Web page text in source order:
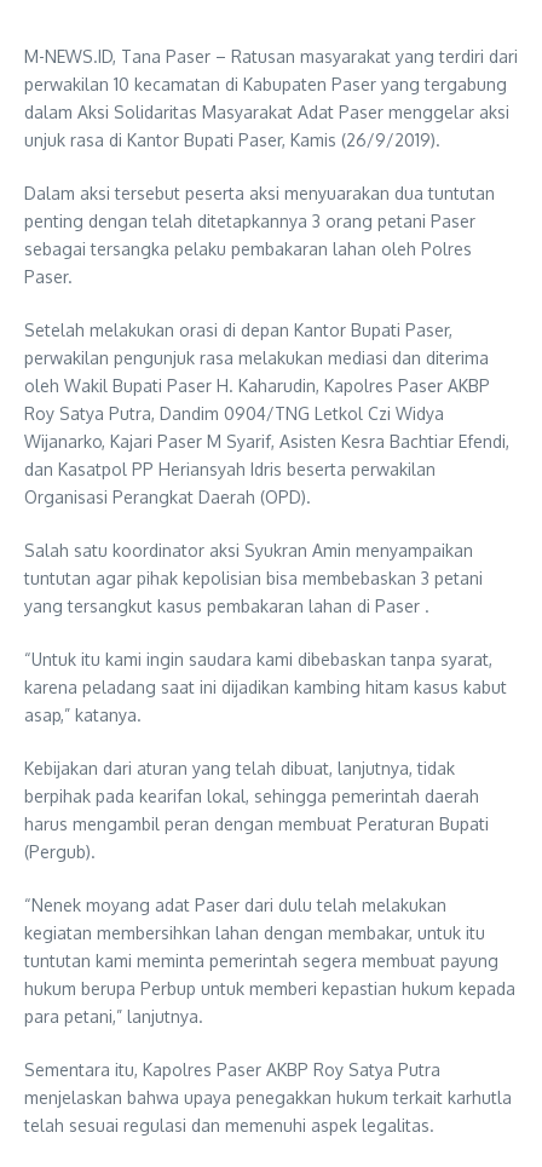
M-NEWS.ID, Tana Paser – Ratusan masyarakat yang terdiri dari
perwakilan 10 kecamatan di Kabupaten Paser yang tergabung
dalam Aksi Solidaritas Masyarakat Adat Paser menggelar aksi
unjuk rasa di Kantor Bupati Paser, Kamis (26/9/2019).
Dalam aksi tersebut peserta aksi menyuarakan dua tuntutan
penting dengan telah ditetapkannya 3 orang petani Paser
sebagai tersangka pelaku pembakaran lahan oleh Polres
Paser.
Setelah melakukan orasi di depan Kantor Bupati Paser,
perwakilan pengunjuk rasa melakukan mediasi dan diterima
oleh Wakil Bupati Paser H. Kaharudin, Kapolres Paser AKBP
Roy Satya Putra, Dandim 0904/TNG Letkol Czi Widya
Wijanarko, Kajari Paser M Syarif, Asisten Kesra Bachtiar Efendi,
dan Kasatpol PP Heriansyah Idris beserta perwakilan
Organisasi Perangkat Daerah (OPD).
Salah satu koordinator aksi Syukran Amin menyampaikan
tuntutan agar pihak kepolisian bisa membebaskan 3 petani
yang tersangkut kasus pembakaran lahan di Paser .
“Untuk itu kami ingin saudara kami dibebaskan tanpa syarat,
karena peladang saat ini dijadikan kambing hitam kasus kabut
asap,” katanya.
Kebijakan dari aturan yang telah dibuat, lanjutnya, tidak
berpihak pada kearifan lokal, sehingga pemerintah daerah
harus mengambil peran dengan membuat Peraturan Bupati
(Pergub).
“Nenek moyang adat Paser dari dulu telah melakukan
kegiatan membersihkan lahan dengan membakar, untuk itu
tuntutan kami meminta pemerintah segera membuat payung
hukum berupa Perbup untuk memberi kepastian hukum kepada
para petani,” lanjutnya.
Sementara itu, Kapolres Paser AKBP Roy Satya Putra
menjelaskan bahwa upaya penegakkan hukum terkait karhutla
telah sesuai regulasi dan memenuhi aspek legalitas.